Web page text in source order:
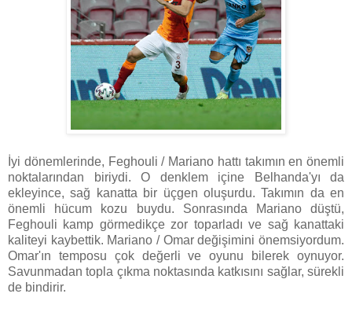
İyi dönemlerinde, Feghouli / Mariano hattı takımın en önemli
noktalarından biriydi. O denklem içine Belhanda'yı da
ekleyince, sağ kanatta bir üçgen oluşurdu. Takımın da en
önemli hücum kozu buydu. Sonrasında Mariano düştü,
Feghouli kamp görmedikçe zor toparladı ve sağ kanattaki
kaliteyi kaybettik. Mariano / Omar değişimini önemsiyordum.
Omar'ın temposu çok değerli ve oyunu bilerek oynuyor.
Savunmadan topla çıkma noktasında katkısını sağlar, sürekli
de bindirir.